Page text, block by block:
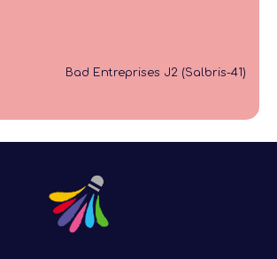
Bad Entreprises J2 (Salbris-41)